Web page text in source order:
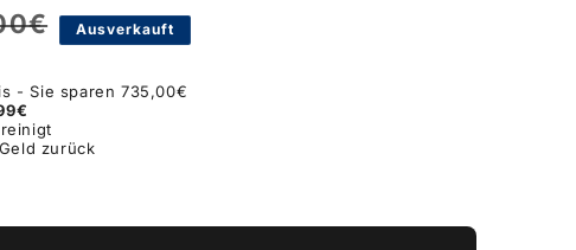
Ausverkauft
- Sie sparen 735,00€
zurück